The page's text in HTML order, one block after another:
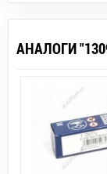
АНАЛОГИ